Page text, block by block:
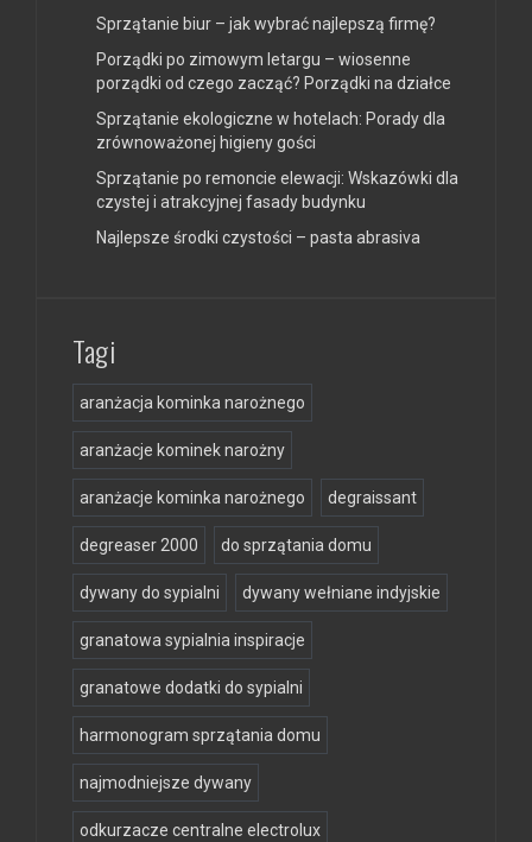
Sprzątanie biur – jak wybrać najlepszą firmę?
Porządki po zimowym letargu – wiosenne
porządki od czego zacząć? Porządki na działce
Sprzątanie ekologiczne w hotelach: Porady dla
zrównoważonej higieny gości
Sprzątanie po remoncie elewacji: Wskazówki dla
czystej i atrakcyjnej fasady budynku
Najlepsze środki czystości – pasta abrasiva
Tagi
aranżacja kominka narożnego
aranżacje kominek narożny
aranżacje kominka narożnego degraissant
degreaser 2000 do sprzątania domu
dywany do sypialni dywany wełniane indyjskie
granatowa sypialnia inspiracje
granatowe dodatki do sypialni
harmonogram sprzątania domu
najmodniejsze dywany
odkurzacze centralne electrolux